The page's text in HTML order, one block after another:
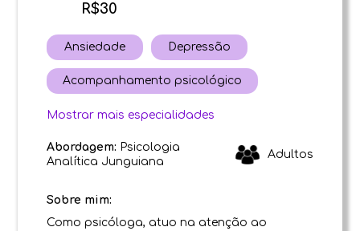
R$30
Ansiedade Depressão
Acompanhamento psicológico
Mostrar mais especialidades
Abordagem: Psicologia
Analítica Junguiana
Adultos
Sobre mim:
Como psicóloga, atuo na atenção ao